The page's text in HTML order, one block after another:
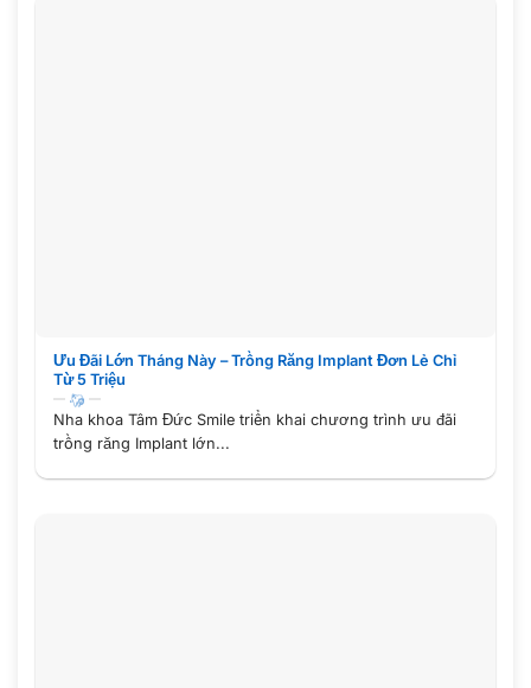
Ưu Đãi Lớn Tháng Này – Trồng Răng Implant Đơn Lẻ Chỉ
Từ 5 Triệu
Nha khoa Tâm Đức Smile triển khai chương trình ưu đãi
trồng răng Implant lớn...